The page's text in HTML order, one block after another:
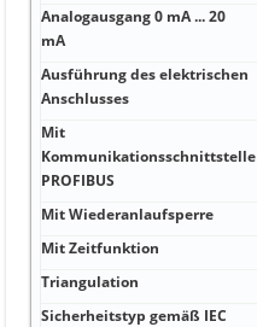
Analogausgang 0 mA ... 20
mA
Ausführung des elektrischen
Anschlusses
Mit
Kommunikationsschnittstelle
PROFIBUS
Mit Wiederanlaufsperre
Mit Zeitfunktion
Triangulation
Sicherheitstyp gemäß IEC